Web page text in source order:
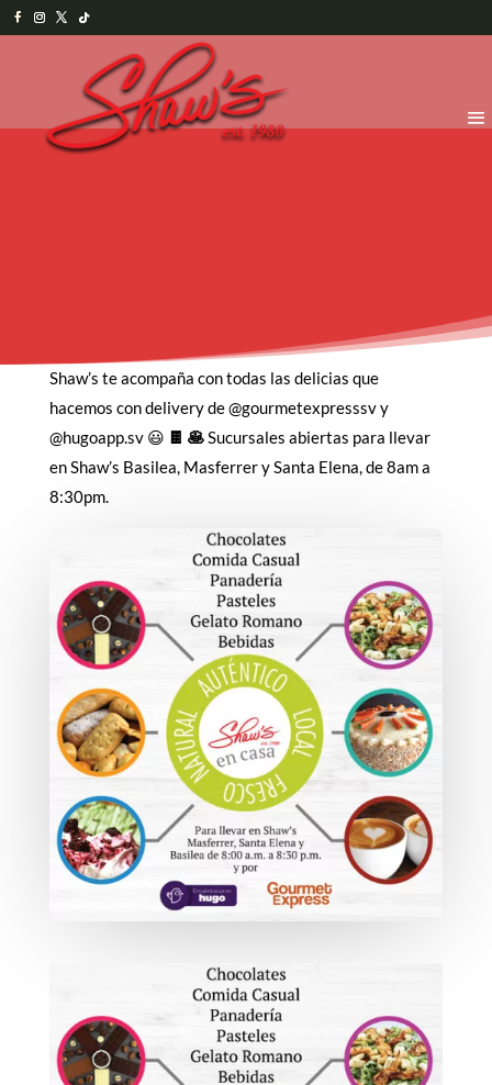
Shaw’s te acompaña con todas las delicias que
hacemos con delivery de @gourmetexpresssv y
@hugoapp.sv 😃 🍫 🥞Sucursales abiertas para llevar
en Shaw’s Basilea, Masferrer y Santa Elena, de 8am a
8:30pm.